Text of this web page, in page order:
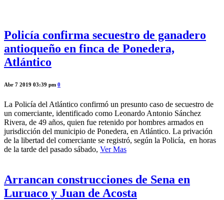
Policía confirma secuestro de ganadero
antioqueño en finca de Ponedera,
Atlántico
Abr 7 2019 03:39 pm 0
La Policía del Atlántico confirmó un presunto caso de secuestro de
un comerciante, identificado como Leonardo Antonio Sánchez
Rivera, de 49 años, quien fue retenido por hombres armados en
jurisdicción del municipio de Ponedera, en Atlántico. La privación
de la libertad del comerciante se registró, según la Policía, en horas
de la tarde del pasado sábado, Ver Mas
Arrancan construcciones de Sena en
Luruaco y Juan de Acosta